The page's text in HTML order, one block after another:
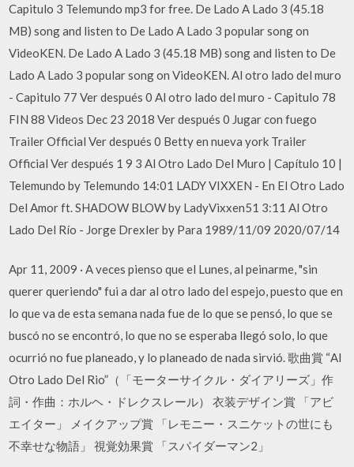
Capitulo 3 Telemundo mp3 for free. De Lado A Lado 3 (45.18
MB) song and listen to De Lado A Lado 3 popular song on
VideoKEN. De Lado A Lado 3 (45.18 MB) song and listen to De
Lado A Lado 3 popular song on VideoKEN. Al otro lado del muro
- Capitulo 77 Ver después 0 Al otro lado del muro - Capitulo 78
FIN 88 Videos Dec 23 2018 Ver después 0 Jugar con fuego
Trailer Official Ver después 0 Betty en nueva york Trailer
Official Ver después 1 9 3 Al Otro Lado Del Muro | Capítulo 10 |
Telemundo by Telemundo 14:01 LADY VIXXEN - En El Otro Lado
Del Amor ft. SHADOW BLOW by LadyVixxen51 3:11 Al Otro
Lado Del Río - Jorge Drexler by Para 1989/11/09 2020/07/14
Apr 11, 2009 · A veces pienso que el Lunes, al peinarme, "sin
querer queriendo" fui a dar al otro lado del espejo, puesto que en
lo que va de esta semana nada fue de lo que se pensó, lo que se
buscó no se encontró, lo que no se esperaba llegó solo, lo que
ocurrió no fue planeado, y lo planeado de nada sirvió. 歌曲賞 “Al
Otro Lado Del Rio”（「モーターサイクル・ダイアリーズ」作
詞・作曲：ホルヘ・ドレクスレール） 衣装デザイン賞 「アビ
エイター」 メイクアップ賞 「レモニー・スニケットの世にも
不幸せな物語」 視覚効果賞 「スパイダーマン2」